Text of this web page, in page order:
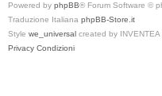
Powered by phpBB® Forum Software ©
Traduzione Italiana phpBB-Store.it
Style we_universal created by INVENTEA
Privacy Condizioni